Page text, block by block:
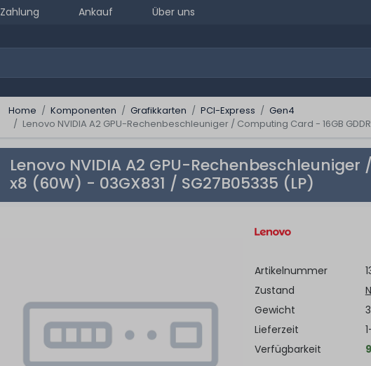
Zahlung Ankauf Über uns
Home Komponenten Grafikkarten PCI-Express
Gen4
Lenovo NVIDIA A2 GPU-Rechenbeschleuniger / Computing Card - 16GB
Lenovo NVIDIA A2 GPU-
x8 (60W) - 03GX831 / SG27B05335 (LP)
Artikelnummer
Zustand
Gewicht
Lieferzeit
Verfügbarkeit